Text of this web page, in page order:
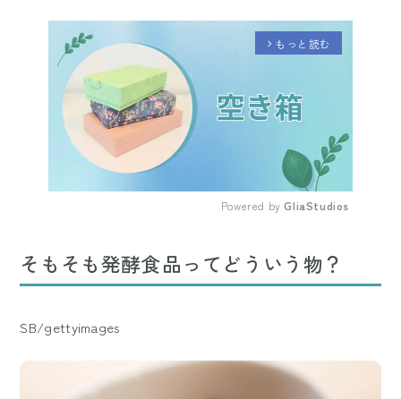
arrow_forward_ios もっと読む
Powered by GliaStudios
そもそも発酵食品ってどういう物？
SB/gettyimages